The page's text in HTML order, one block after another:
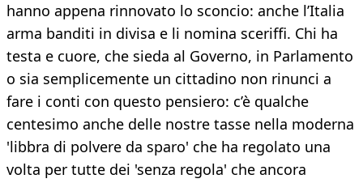
hanno appena rinnovato lo sconcio: anche l’Italia
arma banditi in divisa e li nomina sceriffi. Chi ha
testa e cuore, che sieda al Governo, in Parlamento
o sia semplicemente un cittadino non rinunci a
fare i conti con questo pensiero: c’è qualche
centesimo anche delle nostre tasse nella moderna
'libbra di polvere da sparo' che ha regolato una
volta per tutte dei 'senza regola' che ancora